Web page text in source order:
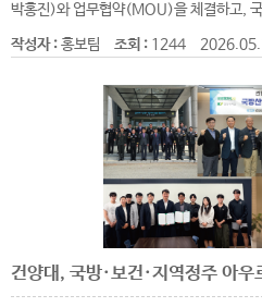
박홍진)와 업무협약(MOU)을 체결하고,
작성자 :홍보팀 조회 : 1244